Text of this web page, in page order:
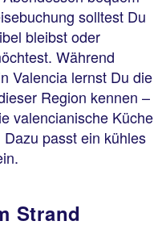
solltest Du
bleibst oder
Während
Valencia lernst Du die
Region kennen –
valencianische Küche
passt ein kühles
Strand